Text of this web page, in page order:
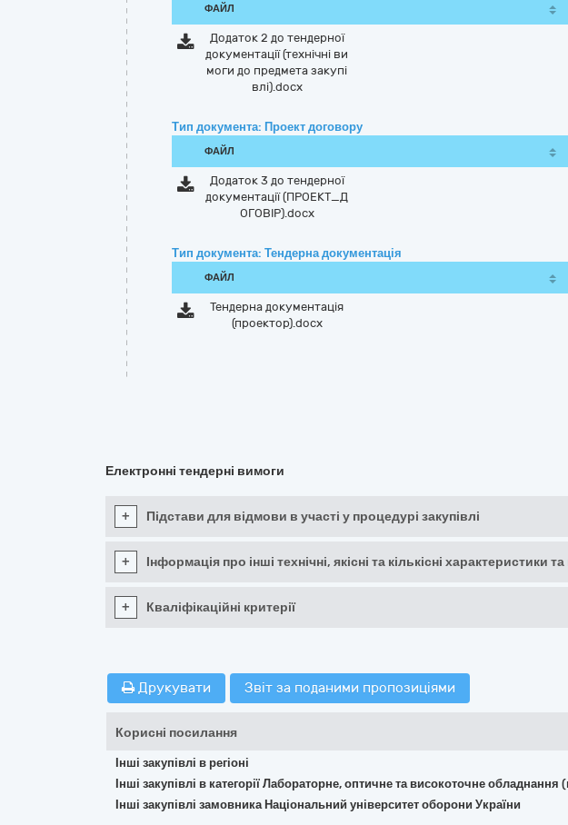
ФАЙЛ
Додаток 2 до тендерної
документації (технічні ви
моги до предмета закупі
влі).docx
Тип документа: Проект договору
ФАЙЛ
Додаток 3 до тендерної
документації (ПРОЕКТ_Д
ОГОВІР).docx
Тип документа: Тендерна документація
ФАЙЛ
Тендерна документація
(проектор).docx
Електронні тендерні вимоги
+ Підстави для відмови в участі у процедурі закупівлі
+ Інформація про інші технічні, якісні та кількісні характеристики
+ Кваліфікаційні критерії
Друкувати Звіт за поданими пропозиціями
Корисні посилання
Інші закупівлі в регіоні
Інші закупівлі в категорії Лабораторне, оптичне та високоточне обладнання
Інші закупівлі замовника Національний університет оборони України